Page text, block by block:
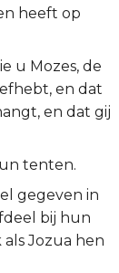
heeft op
u Mozes, de
en dat
en dat gij
tenten.
gegeven in
bij hun
Jozua hen